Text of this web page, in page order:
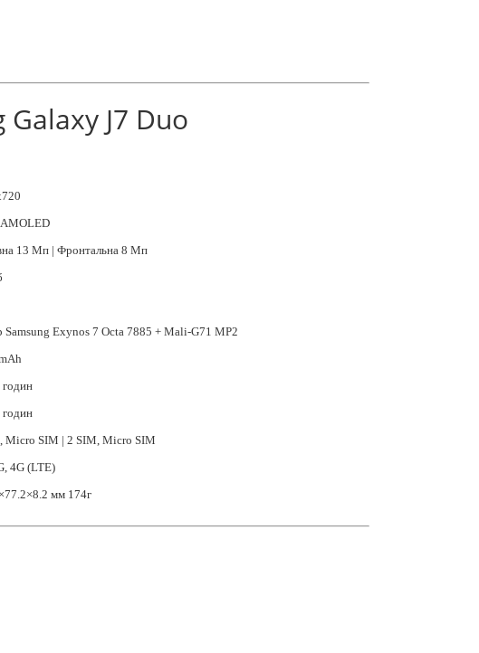
Galaxy J7 Duo
AMOLED
13 Мп | Фронтальна 8 Мп
Samsung Exynos 7 Octa 7885 + Mali-G71 MP2
Micro SIM | 2 SIM, Micro SIM
4G (LTE)
мм 174г